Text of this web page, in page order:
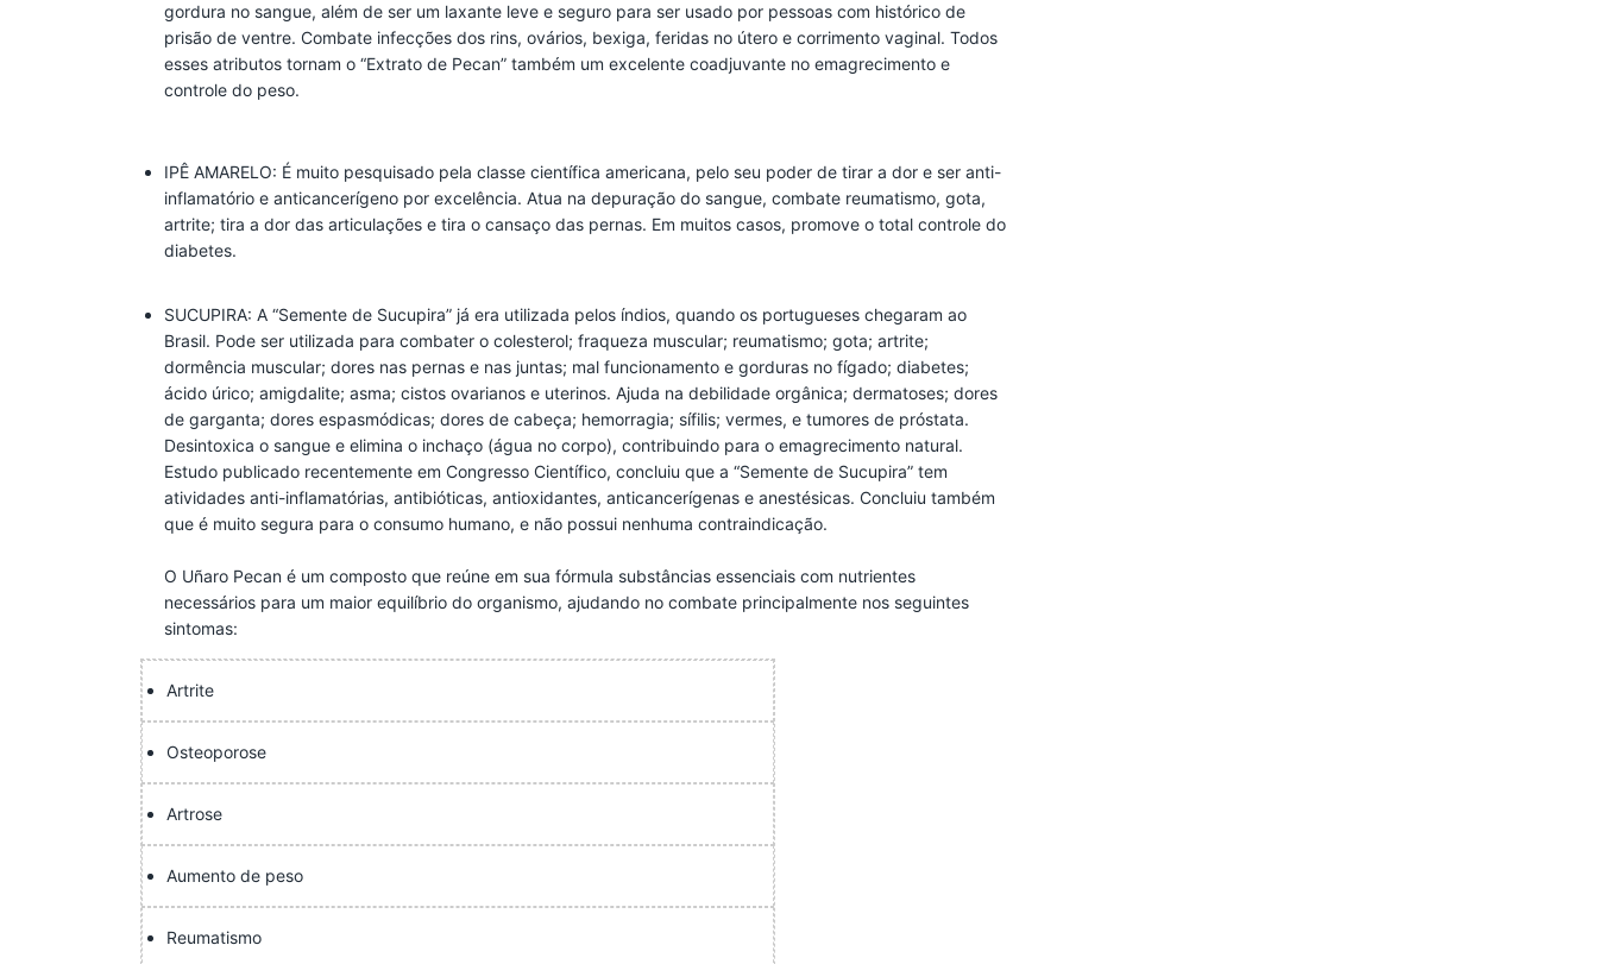
gordura no sangue, além de ser um laxante leve e seguro para ser usado por pessoas com histórico de
prisão de ventre. Combate infecções dos rins, ovários, bexiga, feridas no útero e corrimento vaginal. Todos
esses atributos tornam o “Extrato de Pecan” também um excelente coadjuvante no emagrecimento e
controle do peso.
IPÊ AMARELO: É muito pesquisado pela classe científica americana, pelo seu poder de tirar a dor e ser anti-
inflamatório e anticancerígeno por excelência. Atua na depuração do sangue, combate reumatismo, gota,
artrite; tira a dor das articulações e tira o cansaço das pernas. Em muitos casos, promove o total controle do
diabetes.
SUCUPIRA: A “Semente de Sucupira” já era utilizada pelos índios, quando os portugueses chegaram ao
Brasil. Pode ser utilizada para combater o colesterol; fraqueza muscular; reumatismo; gota; artrite;
dormência muscular; dores nas pernas e nas juntas; mal funcionamento e gorduras no fígado; diabetes;
ácido úrico; amigdalite; asma; cistos ovarianos e uterinos. Ajuda na debilidade orgânica; dermatoses; dores
de garganta; dores espasmódicas; dores de cabeça; hemorragia; sífilis; vermes, e tumores de próstata.
Desintoxica o sangue e elimina o inchaço (água no corpo), contribuindo para o emagrecimento natural.
Estudo publicado recentemente em Congresso Científico, concluiu que a “Semente de Sucupira” tem
atividades anti-inflamatórias, antibióticas, antioxidantes, anticancerígenas e anestésicas. Concluiu também
que é muito segura para o consumo humano, e não possui nenhuma contraindicação.
O Uñaro Pecan é um composto que reúne em sua fórmula substâncias essenciais com nutrientes
necessários para um maior equilíbrio do organismo, ajudando no combate principalmente nos seguintes
sintomas:
Artrite
Osteoporose
Artrose
Aumento de peso
Reumatismo